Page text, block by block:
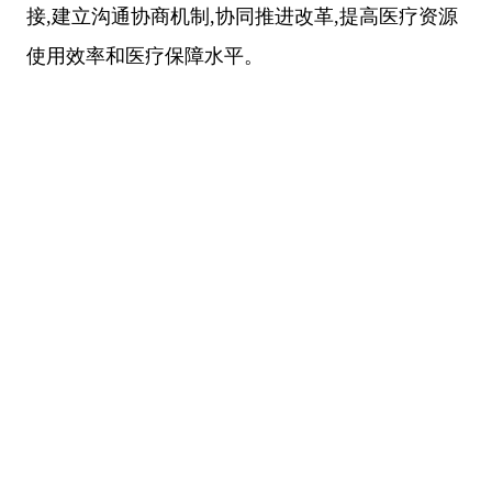
接,建立沟通协商机制 ,协同推进改革,提高医疗资源
使用效率和医疗保障水平。